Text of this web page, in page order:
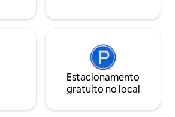
Estacionamento
gratuito no local